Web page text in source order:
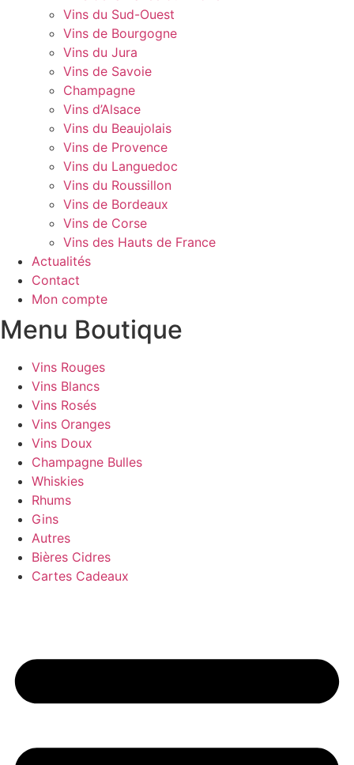
Vins du Sud-Ouest
Vins de Bourgogne
Vins du Jura
Vins de Savoie
Champagne
Vins d’Alsace
Vins du Beaujolais
Vins de Provence
Vins du Languedoc
Vins du Roussillon
Vins de Bordeaux
Vins de Corse
Vins des Hauts de France
Actualités
Contact
Mon compte
Menu Boutique
Vins Rouges
Vins Blancs
Vins Rosés
Vins Oranges
Vins Doux
Champagne Bulles
Whiskies
Rhums
Gins
Autres
Bières Cidres
Cartes Cadeaux